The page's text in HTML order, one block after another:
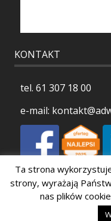
KONTAKT
tel. 61 307 18 00
e-mail:
Polityka prywatności
Copyright 2026 Stachowiak
Ta strona
strony, wyrażają
nas plików